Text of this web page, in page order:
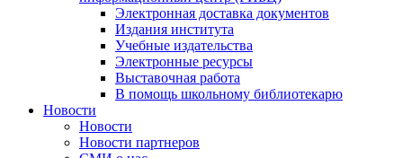
Электронная доставка документов
Издания института
Учебные издательства
Электронные ресурсы
Выставочная работа
В помощь школьному библиотекарю
Новости
Новости
Новости партнеров